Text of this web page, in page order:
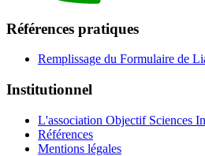
Références pratiques
Remplissage du Formulaire de
Institutionnel
L'association Objectif Sciences
Références
Mentions légales